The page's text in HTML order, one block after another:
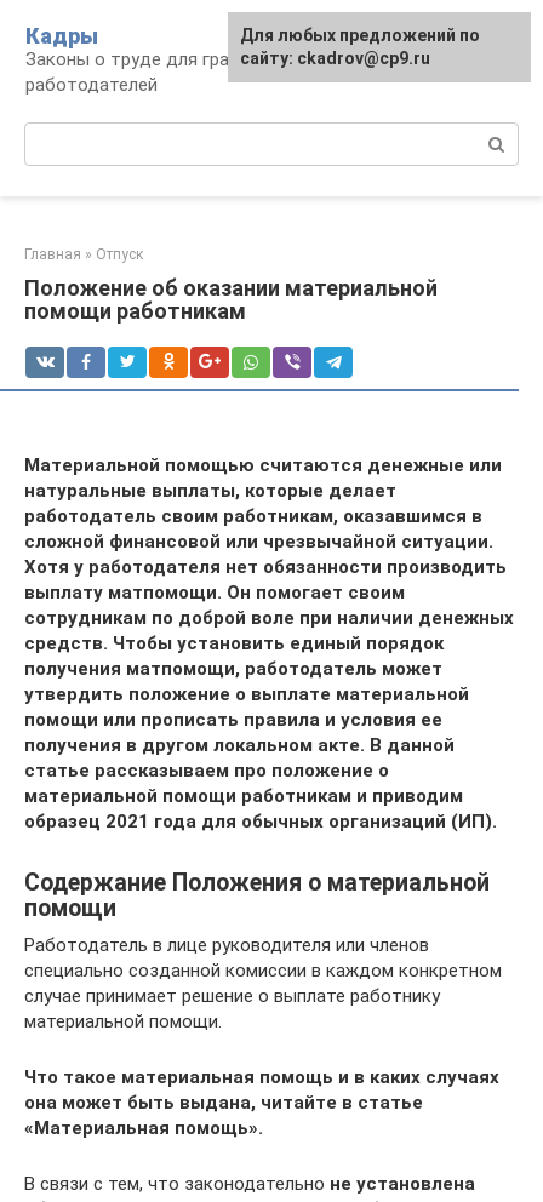
контенту
Кадры
Законы о труде для граждан и
работодателей
Главная » Отпуск
Положение об оказании материальной
помощи работникам
Материальной помощью считаются денежные или
натуральные выплаты, которые делает
работодатель своим работникам, оказавшимся в
сложной финансовой или чрезвычайной ситуации.
Хотя у работодателя нет обязанности производить
выплату матпомощи. Он помогает своим
сотрудникам по доброй воле при наличии денежных
средств. Чтобы установить единый порядок
получения матпомощи, работодатель может
утвердить положение о выплате материальной
помощи или прописать правила и условия ее
получения в другом локальном акте. В данной
статье рассказываем про положение о
материальной помощи работникам и приводим
образец 2021 года для обычных организаций (ИП).
Содержание Положения о материальной
помощи
Работодатель в лице руководителя или членов
специально созданной комиссии в каждом конкретном
случае принимает решение о выплате работнику
материальной помощи.
Что такое материальная помощь и в каких случаях
она может быть выдана, читайте в статье
«Материальная помощь».
В связи с тем, что законодательно не установлена
Для любых предложений по
сайту: ckadrov@cp9.ru